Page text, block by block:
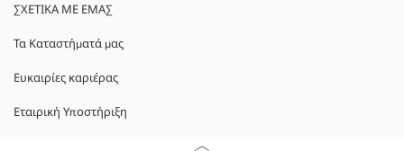
ΣΧΕΤΙΚΑ ΜΕ ΕΜΑΣ
Τα Καταστήματά μας
Ευκαιρίες καριέρας
Εταιρική Υποστήριξη